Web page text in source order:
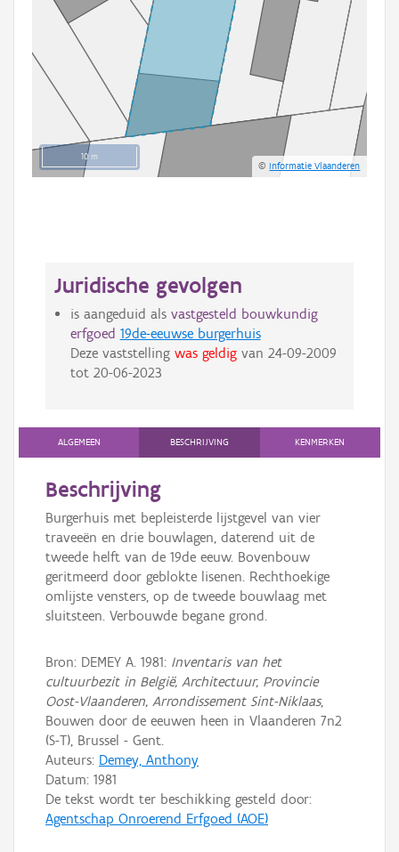
10 m
©Informatie Vlaanderen
Juridische gevolgen
is aangeduid als vastgesteld bouwkundig
erfgoed 19de-eeuwse burgerhuis
Deze vaststelling was geldigvan 24-09-2009
tot 20-06-2023
ALGEMEEN BESCHRIJVING KENMERKEN
Beschrijving
Burgerhuis met bepleisterde lijstgevel van vier
traveeën en drie bouwlagen, daterend uit de
tweede helft van de 19de eeuw. Bovenbouw
geritmeerd door geblokte lisenen. Rechthoekige
omlijste vensters, op de tweede bouwlaag met
sluitsteen. Verbouwde begane grond.
Bron: DEMEY A. 1981: Inventaris van het
cultuurbezit in België, Architectuur, Provincie
Oost-Vlaanderen, Arrondissement Sint-Niklaas,
Bouwen door de eeuwen heen in Vlaanderen 7n2
(S-T), Brussel - Gent.
Auteurs: Demey, Anthony
Datum: 1981
De tekst wordt ter beschikking gesteld door:
Agentschap Onroerend Erfgoed (AOE)